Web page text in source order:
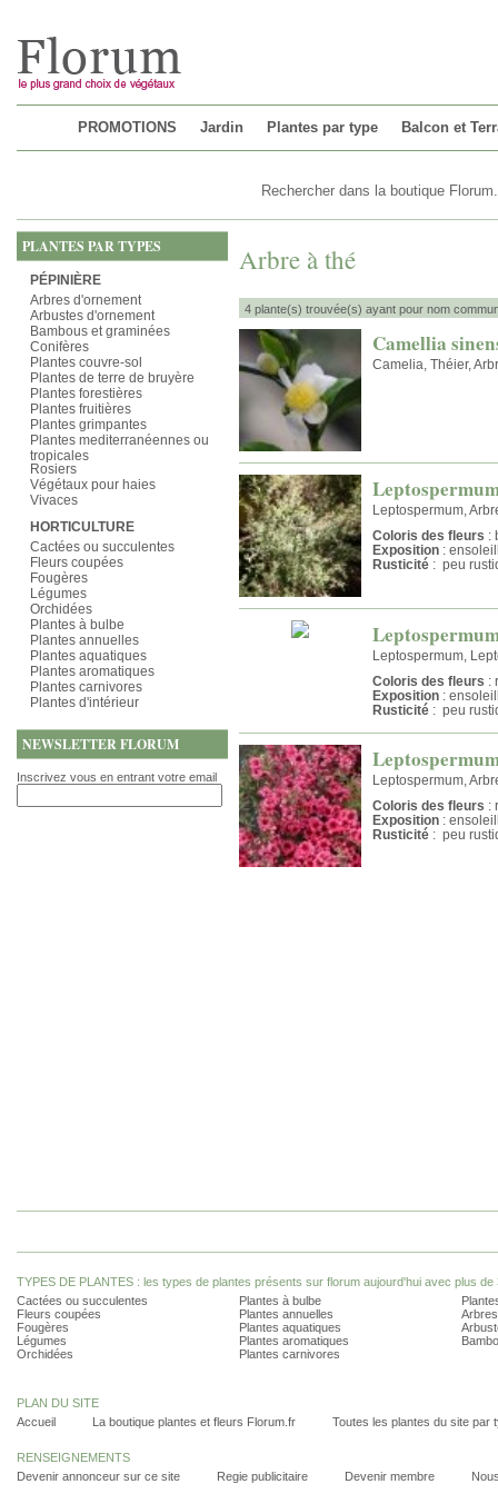
PROMOTIONS Jardin Plantes par type Balcon et
PLANTES PAR TYPES
PÉPINIÈRE
Arbres d'ornement
Arbustes d'ornement
Bambous et graminées
Conifères
Plantes couvre-sol
Plantes de terre de bruyère
Plantes forestières
Plantes fruitières
Plantes grimpantes
Plantes mediterranéennes ou
tropicales
Rosiers
Végétaux pour haies
Vivaces
HORTICULTURE
Cactées ou succulentes
Fleurs coupées
Fougères
Légumes
Orchidées
Plantes à bulbe
Plantes annuelles
Plantes aquatiques
Plantes aromatiques
Plantes carnivores
Plantes d'intérieur
NEWSLETTER FLORUM
Inscrivez vous en entrant votre email
Arbre à thé
4 plante(s) trouvée(s) ayant pour nom
Camellia
Camelia, Théier,
Leptospermum,
Coloris des fleurs :
Exposition :
Rusticité : peu
Leptospermum,
Coloris des fleurs :
Exposition :
Rusticité : peu
Leptospermum,
Coloris des fleurs :
Exposition :
Rusticité : peu
TYPES DE PLANTES : les types de plantes présents sur florum aujourd'hui avec plus de
Cactées ou succulentes
Fleurs coupées
Fougères
Légumes
Orchidées
Plantes à bulbe
Plantes annuelles
Plantes aquatiques
Plantes aromatiques
Plantes carnivores
PLAN DU SITE
Accueil
La boutique plantes et fleurs Florum.fr Toutes les plantes du site par
RENSEIGNEMENTS
Devenir annonceur sur ce site
Regie publicitaire Devenir membre